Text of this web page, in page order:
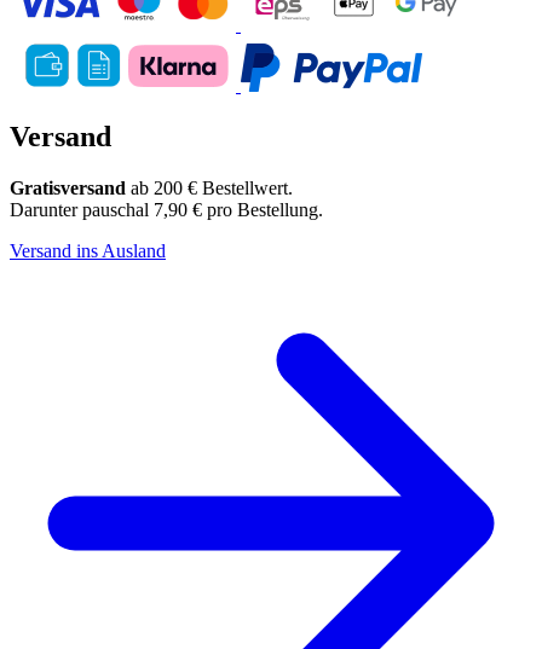
Versand
Gratisversand ab 200 € Bestellwert.
Darunter pauschal 7,90 € pro Bestellung.
Versand ins Ausland